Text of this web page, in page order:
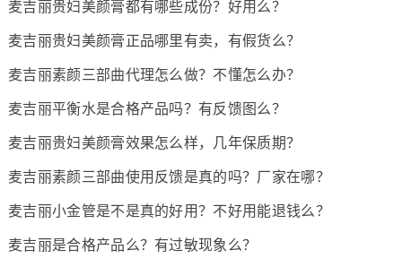
麦吉丽贵妇美颜膏都有哪些成份？好用么？
麦吉丽贵妇美颜膏正品哪里有卖，有假货么？
麦吉丽素颜三部曲代理怎么做？不懂怎么办？
麦吉丽平衡水是合格产品吗？有反馈图么？
麦吉丽贵妇美颜膏效果怎么样，几年保质期？
麦吉丽素颜三部曲使用反馈是真的吗？厂家在哪？
麦吉丽小金管是不是真的好用？不好用能退钱么？
麦吉丽是合格产品么？有过敏现象么？